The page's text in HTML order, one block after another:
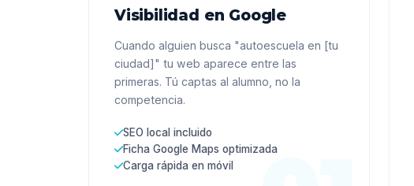
Visibilidad en Google
Cuando alguien busca "autoescuela en [tu
ciudad]" tu web aparece entre las
primeras. Tú captas al alumno, no la
competencia.
SEO local incluido
Ficha Google Maps optimizada
Carga rápida en móvil